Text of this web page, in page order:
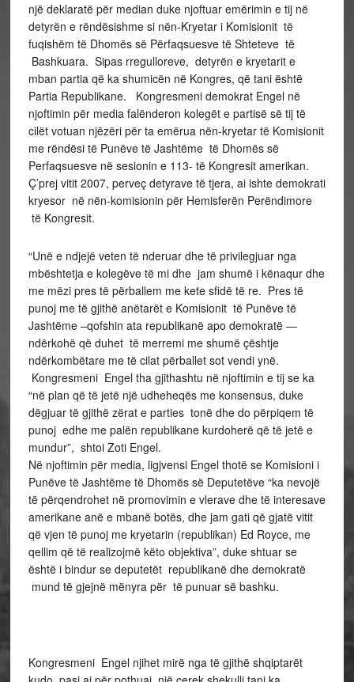
një deklaratë për median duke njoftuar emërimin e tij në
detyrën e rëndësishme si nën-Kryetar i Komisionit të
fuqishëm të Dhomës së Përfaqsuesve të Shteteve të
Bashkuara. Sipas rregulloreve, detyrën e kryetarit e
mban partia që ka shumicën në Kongres, që tani është
Partia Republikane. Kongresmeni demokrat Engel në
njoftimin për media falënderon kolegët e partisë së tij të
cilët votuan njëzëri për ta emërua nën-kryetar të Komisionit
me rëndësi të Punëve të Jashtëme të Dhomës së
Perfaqsuesve në sesionin e 113- të Kongresit amerikan.
Ç’prej vitit 2007, perveç detyrave të tjera, ai ishte demokrati
kryesor në nën-komisionin për Hemisferën Perëndimore
të Kongresit.
“Unë e ndjejë veten të nderuar dhe të privilegjuar nga
mbështetja e kolegëve të mi dhe jam shumë i kënaqur dhe
me mëzi pres të përballem me kete sfidë të re. Pres të
punoj me të gjithë anëtarët e Komisionit të Punëve të
Jashtëme –qofshin ata republikanë apo demokratë —
ndërkohë që duhet të merremi me shumë çështje
ndërkombëtare me të cilat përballet sot vendi ynë.
Kongresmeni Engel tha gjithashtu në njoftimin e tij se ka
“në plan që të jetë një udheheqës me konsensus, duke
dëgjuar të gjithë zërat e parties tonë dhe do përpiqem të
punoj edhe me palën republikane kurdoherë që të jetë e
mundur”, shtoi Zoti Engel.
Në njoftimin për media, ligjvensi Engel thotë se Komisioni i
Punëve të Jashtëme të Dhomës së Deputetëve “ka nevojë
të përqendrohet në promovimin e vlerave dhe të interesave
amerikane anë e mbanë botës, dhe jam gati që gjatë vitit
që vjen të punoj me kryetarin (republikan) Ed Royce, me
qellim që të realizojmë këto objektiva”, duke shtuar se
është i bindur se deputetët republikanë dhe demokratë
mund të gjejnë mënyra për të punuar së bashku.
Kongresmeni Engel njihet mirë nga të gjithë shqiptarët